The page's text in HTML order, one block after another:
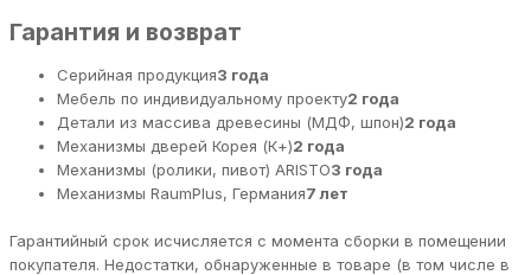
Гарантия и возврат
Серийная продукция3 года
Мебель по индивидуальному проекту2 года
Детали из массива древесины (МДФ, шпон)2 года
Механизмы дверей Корея (К+)2 года
Механизмы (ролики, пивот) ARISTO3 года
Механизмы RaumPlus, Германия7 лет
Гарантийный срок исчисляется с момента сборки в помещении
покупателя. Недостатки, обнаруженные в товаре (в том числе в